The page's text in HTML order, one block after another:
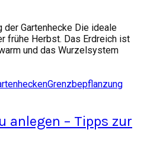
Gartenhecke Die ideale
frühe Herbst. Das Erdreich ist
und das Wurzelsystem
Grenzbepflanzung
anlegen – Tipps zur